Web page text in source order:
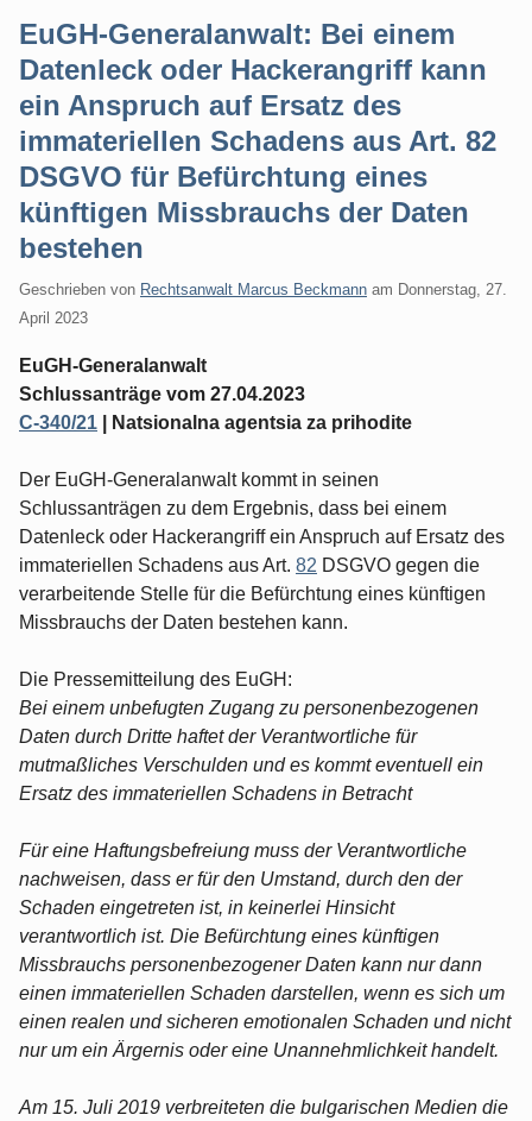
EuGH-Generalanwalt: Bei einem
Datenleck oder Hackerangriff kann
ein Anspruch auf Ersatz des
immateriellen Schadens aus Art. 82
DSGVO für Befürchtung eines
künftigen Missbrauchs der Daten
bestehen
Geschrieben von Rechtsanwalt Marcus Beckmann am Donnerstag, 27.
April 2023
EuGH-Generalanwalt
Schlussanträge vom 27.04.2023
C-340/21 | Natsionalna agentsia za prihodite
Der EuGH-Generalanwalt kommt in seinen
Schlussanträgen zu dem Ergebnis, dass bei einem
Datenleck oder Hackerangriff ein Anspruch auf Ersatz des
immateriellen Schadens aus Art. 82 DSGVO gegen die
verarbeitende Stelle für die Befürchtung eines künftigen
Missbrauchs der Daten bestehen kann.
Die Pressemitteilung des EuGH:
Bei einem unbefugten Zugang zu personenbezogenen
Daten durch Dritte haftet der Verantwortliche für
mutmaßliches Verschulden und es kommt eventuell ein
Ersatz des immateriellen Schadens in Betracht
Für eine Haftungsbefreiung muss der Verantwortliche
nachweisen, dass er für den Umstand, durch den der
Schaden eingetreten ist, in keinerlei Hinsicht
verantwortlich ist. Die Befürchtung eines künftigen
Missbrauchs personenbezogener Daten kann nur dann
einen immateriellen Schaden darstellen, wenn es sich um
einen realen und sicheren emotionalen Schaden und nicht
nur um ein Ärgernis oder eine Unannehmlichkeit handelt.
Am 15. Juli 2019 verbreiteten die bulgarischen Medien die